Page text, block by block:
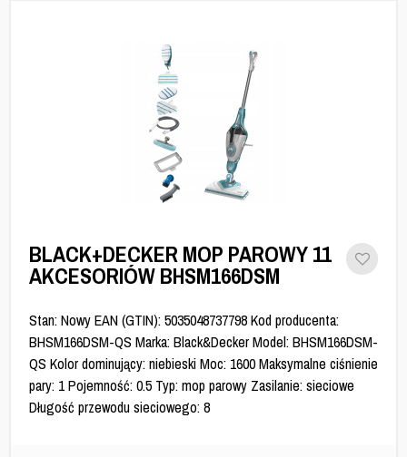
BLACK+DECKER MOP PAROWY 11
AKCESORIÓW BHSM166DSM
Stan: Nowy EAN (GTIN): 5035048737798 Kod producenta:
BHSM166DSM-QS Marka: Black&Decker Model: BHSM166DSM-
QS Kolor dominujący: niebieski Moc: 1600 Maksymalne ciśnienie
pary: 1 Pojemność: 0.5 Typ: mop parowy Zasilanie: sieciowe
Długość przewodu sieciowego: 8